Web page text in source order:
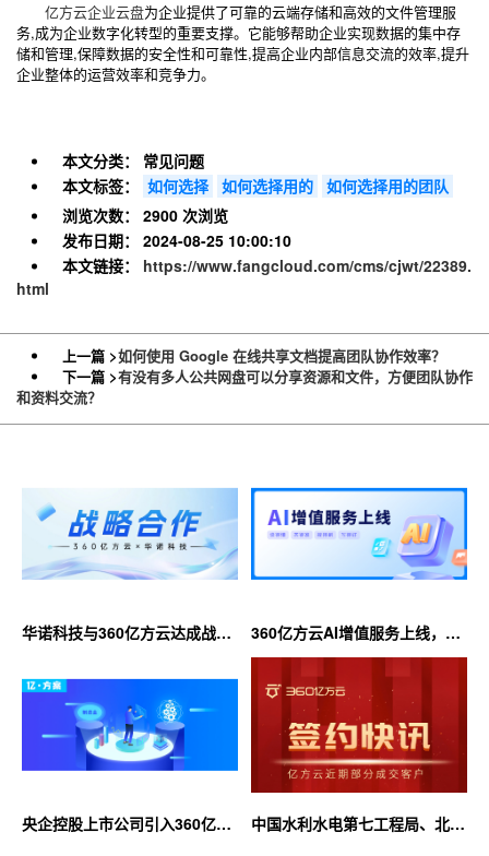
亿方云企业云盘为企业提供了可靠的云端存储和高效的文件管理服
务,成为企业数字化转型的重要支撑。它能够帮助企业实现数据的集中存
储和管理,保障数据的安全性和可靠性,提高企业内部信息交流的效率,提升
企业整体的运营效率和竞争力。
本文分类：
常见问题
本文标签：
如何选择 如何选择用的 如何选择用的团队
浏览次数：
2900 次浏览
发布日期：
2024-08-25 10:00:10
本文链接：
https://www.fangcloud.com/cms/cjwt/22389.
html
上一篇 >如何使用 Google 在线共享文档提高团队协作效率？
下一篇 >有没有多人公共网盘可以分享资源和文件，方便团队协作
和资料交流？
华诺科技与360亿方云达成战略
360亿方云AI增值服务上线，超
大限时优惠等你来！
央企控股上市公司引入360亿方
中国水利水电第七工程局、北京